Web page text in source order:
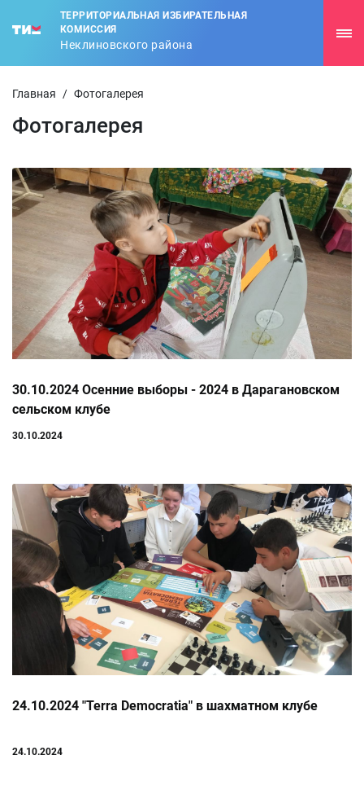
ТЕРРИТОРИАЛЬНАЯ ИЗБИРАТЕЛЬНАЯ
КОМИССИЯ
Неклиновского района
Главная / Фотогалерея
Фотогалерея
30.10.2024 Осенние выборы - 2024 в Дарагановском
сельском клубе
30.10.2024
24.10.2024 "Terra Democratia" в шахматном клубе
24.10.2024